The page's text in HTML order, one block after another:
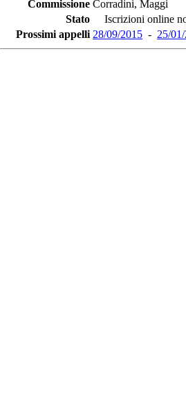
Commissione Corradini, Maggi
Stato
Iscrizioni online
Prossimi appelli 28/09/2015 - 25/